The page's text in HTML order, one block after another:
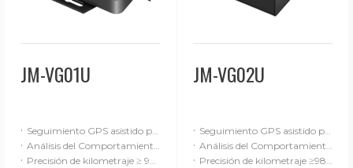
JM-VG01U
· Seguimiento GPS asistido por INS
· Análisis del Comportamiento de Conducción (Avanzado)
· Precisión de kilometraje ≥ 98%
JM-VG02U
· Seguimiento GPS asistido por INS
· Análisis del Comportamiento de Conducción (Avanzado)
· Precisión de kilometraje ≥98%